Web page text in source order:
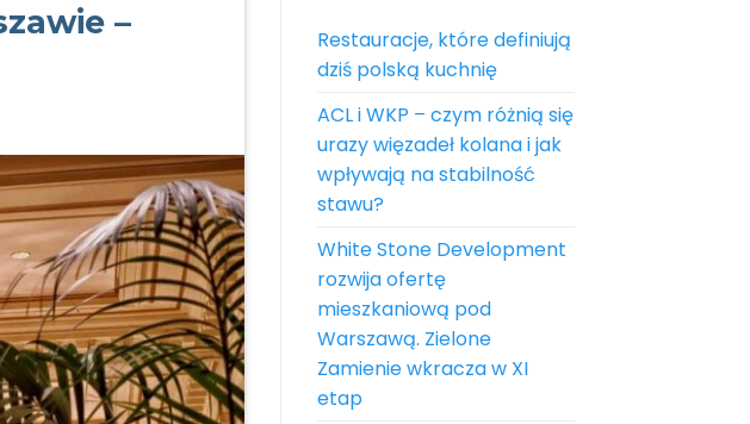
–
Restauracje, które definiują
dziś polską kuchnię
ACL i WKP – czym różnią się
urazy więzadeł kolana i jak
wpływają na stabilność
stawu?
White Stone Development
rozwija ofertę
mieszkaniową pod
Warszawą. Zielone
Zamienie wkracza w XI
etap